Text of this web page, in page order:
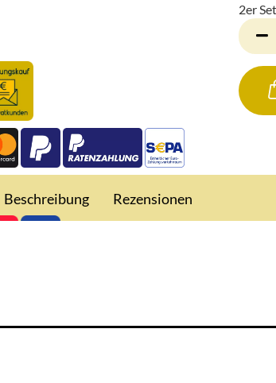
2er
2er
Set
Beschreibung Rezensionen